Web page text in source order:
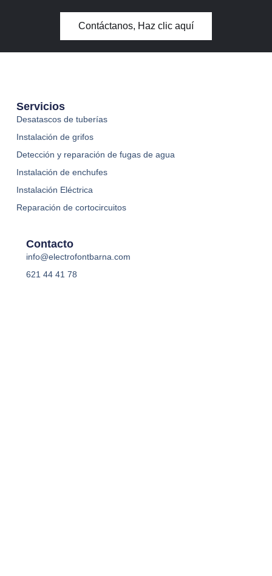
Contáctanos, Haz clic aquí
Servicios
Desatascos de tuberías
Instalación de grifos​
Detección y reparación de fugas de agua
Instalación de enchufes
Instalación Eléctrica
Reparación de cortocircuitos
Contacto
info@electrofontbarna.com
621 44 41 78